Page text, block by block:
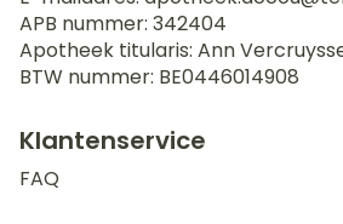
APB nummer: 342404
Apotheek titularis: Ann
BTW nummer: BE0446014908
Klantenservice
FAQ